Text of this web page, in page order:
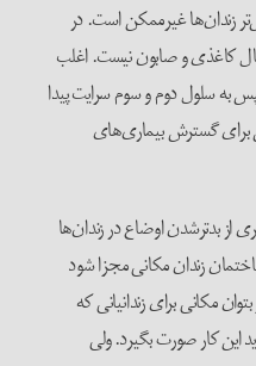
غیرممکن است. در
کاغذی و صابون نیست. اغلب
سلول دوم و سوم سرایت پیدا
برای گسترش بیماری‌های
از بدترشدن اوضاع در زندان‌ها
زندان مکانی مجزا شود
مکانی برای زندانیانی که
این کار صورت بگیرد. ولی